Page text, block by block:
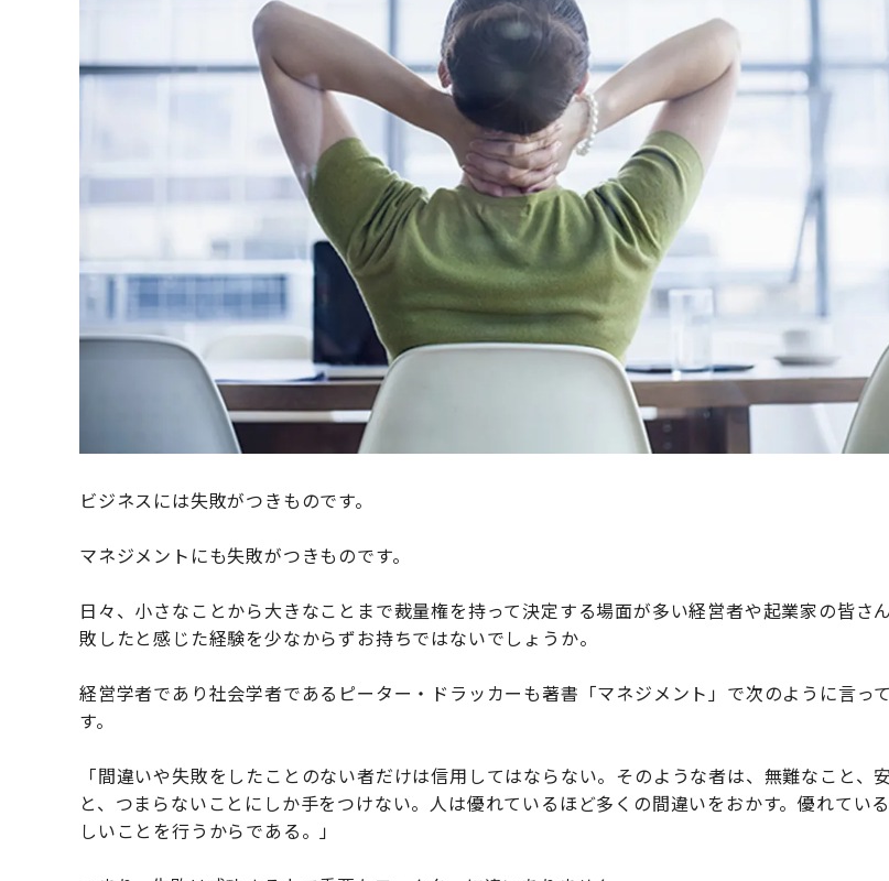
ビジネスには失敗がつきものです。
マネジメントにも失敗がつきものです。
日々、小さなことから大きなことまで裁量権を持って決定する場面が多い経営者や起業家の皆さ
敗したと感じた経験を少なからずお持ちではないでしょうか。
経営学者であり社会学者であるピーター・ドラッカーも著書「マネジメント」で次のように言っ
す。
「間違いや失敗をしたことのない者だけは信用してはならない。そのような者は、無難なこと、
と、つまらないことにしか手をつけない。人は優れているほど多くの間違いをおかす。優れてい
しいことを行うからである。」